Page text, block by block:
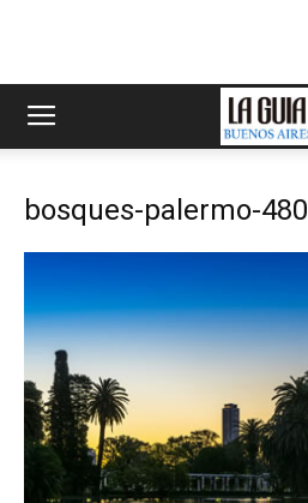
bosques-palermo-480